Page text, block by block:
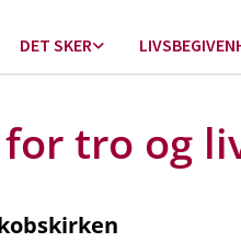
DET SKER
tro og